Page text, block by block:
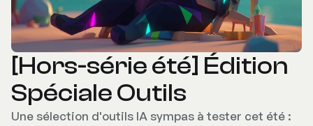
[Hors-série été] Édition
Spéciale Outils
Une sélection d'outils IA sympas à tester cet été :